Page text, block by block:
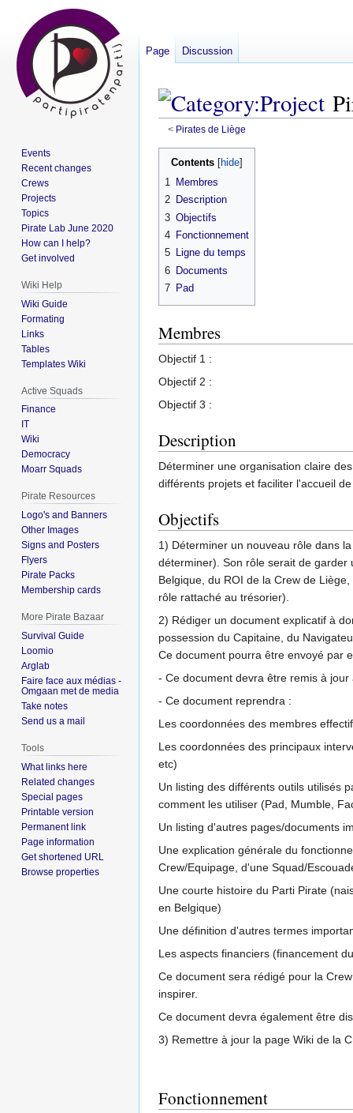
< Pirates de Liège
Jump
Jump
Contents
1 Membres
2 Description
3 Objectifs
4 Fonctionnement
5 Ligne du temps
6 Documents
7 Pad
Membres
Objectif 1 :
Objectif 2 :
Objectif 3 :
Description
Déterminer une organisation claire
différents projets et faciliter l'accueil
Objectifs
1) Déterminer un nouveau rôle dans
déterminer). Son rôle serait de
Belgique, du ROI de la Crew de
rôle rattaché au trésorier).
2) Rédiger un document explicatif à
possession du Capitaine, du
Ce document pourra être envoyé par
- Ce document devra être remis à
- Ce document reprendra :
Les coordonnées des membres
Les coordonnées des principaux
etc)
Un listing des différents outils utilisés
comment les utiliser (Pad, Mumble,
Un listing d'autres pages/documents
Une explication générale du
Crew/Equipage, d'une Squad/
Une courte histoire du Parti Pirate
en Belgique)
Une définition d'autres termes
Les aspects financiers (financement
Ce document sera rédigé pour la
inspirer.
Ce document devra également être
3) Remettre à jour la page Wiki de la
Fonctionnement
Page Discussion
Events
Recent changes
Crews
Projects
Topics
Pirate Lab June 2020
How can I help?
Get involved
Wiki Help
Wiki Guide
Formating
Links
Tables
Templates Wiki
Active Squads
Finance
IT
Wiki
Democracy
Moarr Squads
Pirate Resources
Logo's and Banners
Other Images
Signs and Posters
Flyers
Pirate Packs
Membership cards
More Pirate Bazaar
Survival Guide
Loomio
Arglab
Faire face aux médias -
Omgaan met de media
Take notes
Send us a mail
Tools
What links here
Related changes
Special pages
Printable version
Permanent link
Page information
Get shortened URL
Browse properties